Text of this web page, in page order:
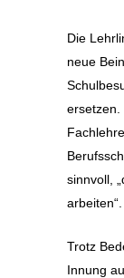
Die
neue
ersetzen.
sinnvoll,
arbeiten“.
Trotz
Innung